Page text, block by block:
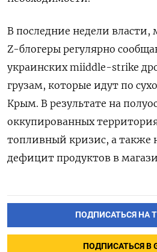
В последние недели
Z-блогеры регулярно
украинских miiddle-strike
грузам, которые идут по
Крым. В результате на
оккупированных
топливный кризис, а также
дефицит продуктов в
ПОДПИСАТЬСЯ НА
ПОДПИСАТЬСЯ В